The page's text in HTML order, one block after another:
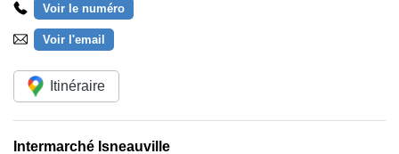
Voir le numéro
Voir l'email
Itinéraire
Intermarché Isneauville